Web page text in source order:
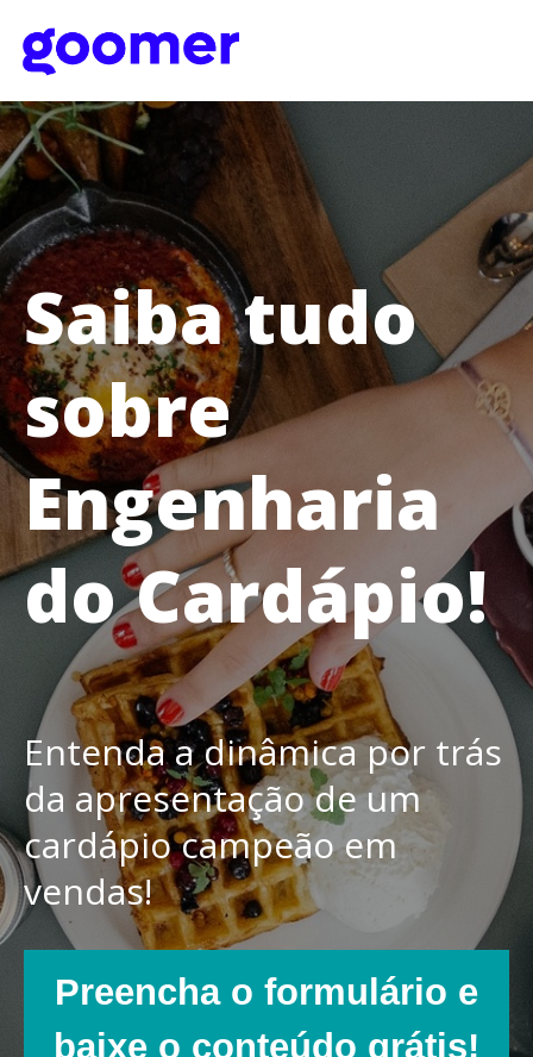
Saiba tudo
sobre
Engenharia
do Cardápio!
Entenda a dinâmica por trás
da apresentação de um
cardápio campeão em
vendas!
Preencha o formulário e
baixe o conteúdo grátis!